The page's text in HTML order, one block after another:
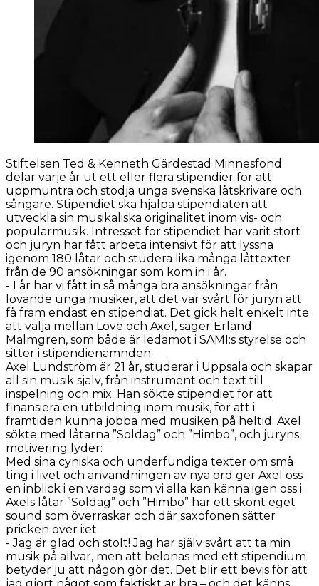
Stiftelsen Ted & Kenneth Gärdestad Minnesfond
delar varje år ut ett eller flera stipendier för att
uppmuntra och stödja unga svenska låtskrivare och
sångare. Stipendiet ska hjälpa stipendiaten att
utveckla sin musikaliska originalitet inom vis- och
populärmusik. Intresset för stipendiet har varit stort
och juryn har fått arbeta intensivt för att lyssna
igenom 180 låtar och studera lika många låttexter
från de 90 ansökningar som kom in i år.
- I år har vi fått in så många bra ansökningar från
lovande unga musiker, att det var svårt för juryn att
få fram endast en stipendiat. Det gick helt enkelt inte
att välja mellan Love och Axel, säger Erland
Malmgren, som både är ledamot i SAMI:s styrelse och
sitter i stipendienämnden.
Axel Lundström är 21 år, studerar i Uppsala och skapar
all sin musik själv, från instrument och text till
inspelning och mix. Han sökte stipendiet för att
finansiera en utbildning inom musik, för att i
framtiden kunna jobba med musiken på heltid. Axel
sökte med låtarna ”Soldag” och ”Himbo”, och juryns
motivering lyder:
Med sina cyniska och underfundiga texter om små
ting i livet och användningen av nya ord ger Axel oss
en inblick i en vardag som vi alla kan känna igen oss i.
Axels låtar ”Soldag” och ”Himbo” har ett skönt eget
sound som överraskar och där saxofonen sätter
pricken över i:et.
- Jag är glad och stolt! Jag har själv svårt att ta min
musik på allvar, men att belönas med ett stipendium
betyder ju att någon gör det. Det blir ett bevis för att